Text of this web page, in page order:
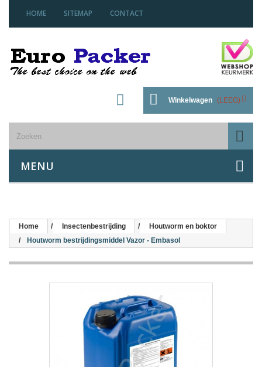
HOME SITEMAP CONTACT
Winkelwagen (LEEG)
MENU
Home Insectenbestrijding
Houtworm en boktor
Houtworm bestrijdingsmiddel Vazor - Embasol